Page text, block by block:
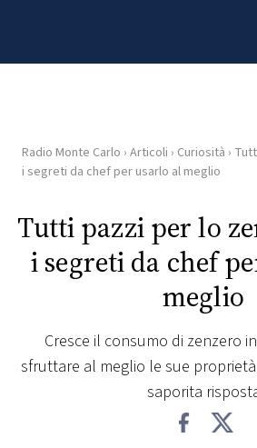
HOME
RADIO
WEB
RADIO
PLAYLIST
Radio Monte Carlo › Articoli › Curiosità ›
i segreti da chef per usarlo al meglio
Tutti pazzi per lo
i segreti da chef
meglio
Cresce il consumo di zenzero
sfruttare al meglio le sue
saporita